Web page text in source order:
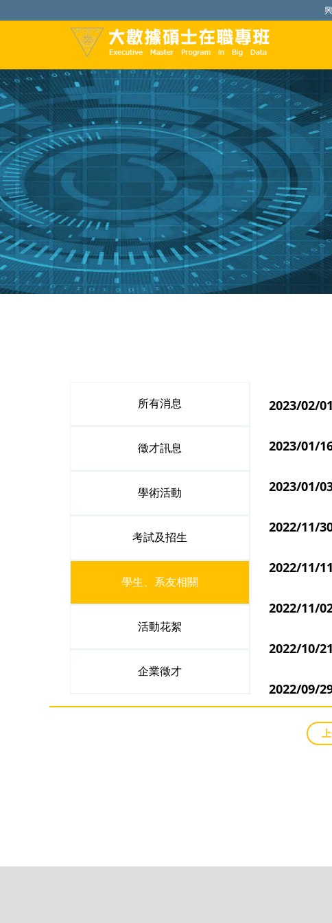
所有消息
徵才訊息
學術活動
考試及招生
學生、系友相關
活動花絮
企業徵才
2023/02/
2023/01/
2023/01/
2022/11/
2022/11/
2022/11/
2022/10/
2022/09/